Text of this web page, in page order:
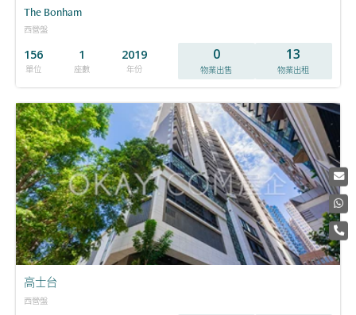
The Bonham
西營盤
156
單位
1
座數
2019
年份
0
物業出售
13
物業出租
高士台
西營盤